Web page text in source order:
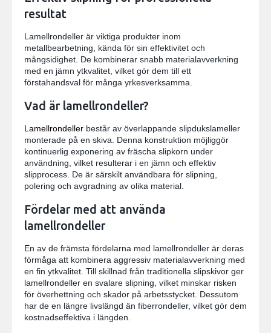
resultat
Lamellrondeller är viktiga produkter inom
metallbearbetning, kända för sin effektivitet och
mångsidighet. De kombinerar snabb materialavverkning
med en jämn ytkvalitet, vilket gör dem till ett
förstahandsval för många yrkesverksamma.
Vad är lamellrondeller?
Lamellrondeller består av överlappande slipdukslameller
monterade på en skiva. Denna konstruktion möjliggör
kontinuerlig exponering av fräscha slipkorn under
användning, vilket resulterar i en jämn och effektiv
slipprocess. De är särskilt användbara för slipning,
polering och avgradning av olika material.
Fördelar med att använda
lamellrondeller
En av de främsta fördelarna med lamellrondeller är deras
förmåga att kombinera aggressiv materialavverkning med
en fin ytkvalitet. Till skillnad från traditionella slipskivor ger
lamellrondeller en svalare slipning, vilket minskar risken
för överhettning och skador på arbetsstycket. Dessutom
har de en längre livslängd än fiberrondeller, vilket gör dem
kostnadseffektiva i längden.